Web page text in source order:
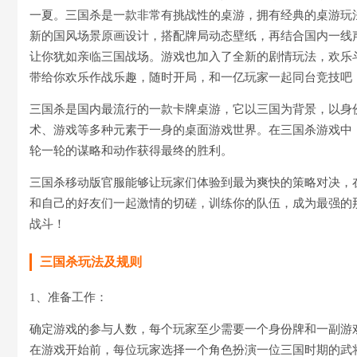
一夏。三国杀是一款非常有挑战性的桌游，拥有经典的桌游
新的国风场景原画设计，搭配牌局动态壁纸，再结合国内一
让你犹如亲临三国战场。游戏也加入了全新的剧情玩法，欢
带给你欢乐作战乐趣，随时开局，和一亿玩家一起同台竞技
三国杀是国内最流行的一款卡牌桌游，它以三国为背景，以
术、游戏等多种元素于一身的桌面游戏世界。在三国杀游戏
轮一轮的谋略和动作获得最终的胜利。
三国杀移动版官服能够让玩家们体验到最为爽快的策略对决
和自己的好友们一起激情的切磋，训练你的队伍，成为最强
战斗！
三国杀玩法及规则
1、准备工作：
确定游戏的参与人数，每个玩家至少需要一个身份牌和一副游
在游戏开始前，每位玩家选择一个角色扮演一位三国时期的